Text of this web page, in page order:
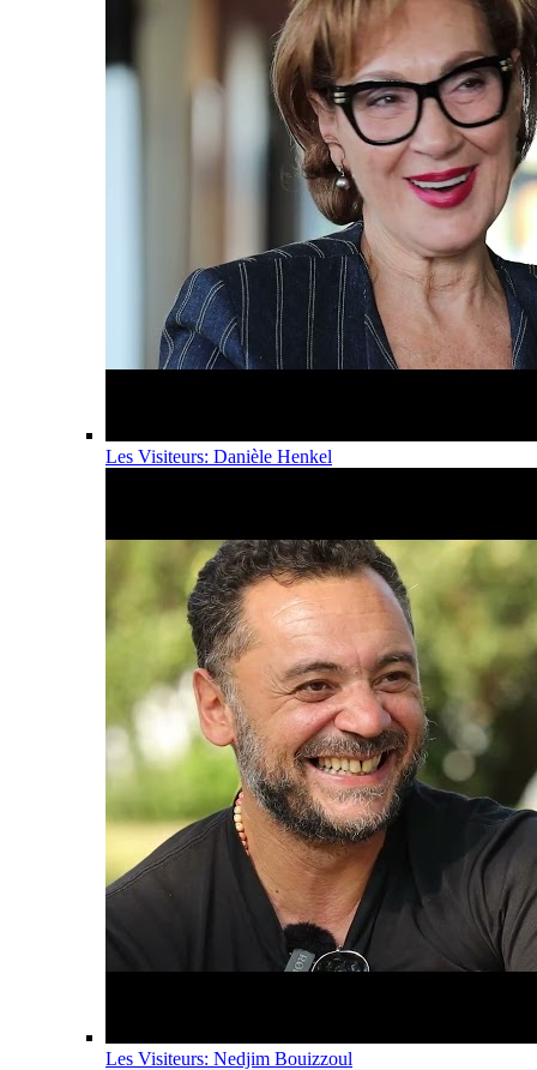
Les Visiteurs: Danièle Henkel
Les Visiteurs: Nedjim Bouizzoul